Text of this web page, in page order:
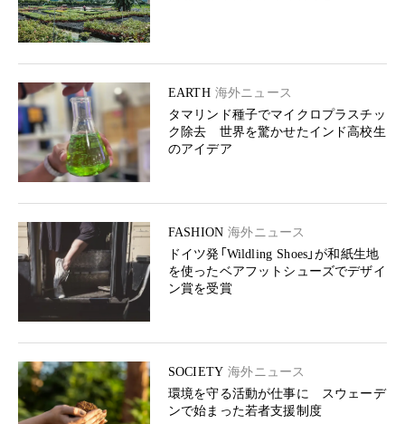
EARTH 海外ニュース
タマリンド種子でマイクロプラスチッ
ク除去 世界を驚かせたインド高校生
のアイデア
FASHION 海外ニュース
ドイツ発「Wildling Shoes」が和紙生地
を使ったベアフットシューズでデザイ
ン賞を受賞
SOCIETY 海外ニュース
環境を守る活動が仕事に スウェーデ
ンで始まった若者支援制度